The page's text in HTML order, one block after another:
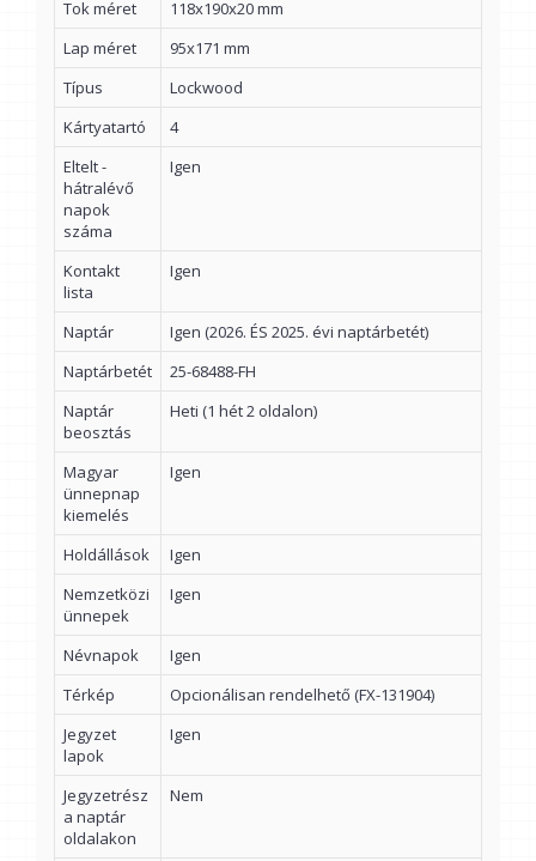
Tok méret
118x190x20 mm
Lap méret
95x171 mm
Típus
Lockwood
Kártyatartó
4
Eltelt -
hátralévő
napok
száma
Igen
Kontakt
lista
Igen
Naptár
Igen (2026. ÉS 2025. évi naptárbetét)
Naptárbetét
25-68488-FH
Naptár
beosztás
Heti (1 hét 2 oldalon)
Magyar
ünnepnap
kiemelés
Igen
Holdállások
Igen
Nemzetközi
ünnepek
Igen
Névnapok
Igen
Térkép
Opcionálisan rendelhető (FX-131904)
Jegyzet
lapok
Igen
Jegyzetrész
a naptár
oldalakon
Nem